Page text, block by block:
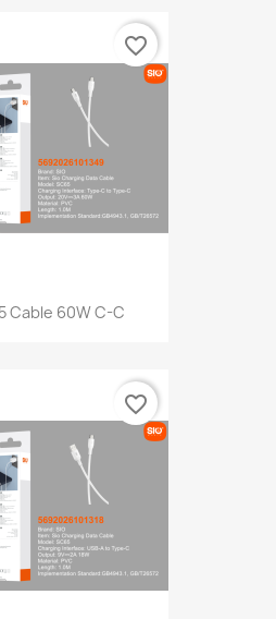
Cable 60W C-C
favorite_border
favorite_border